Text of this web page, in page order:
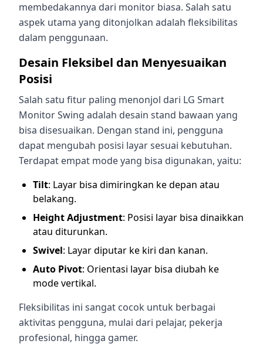
membedakannya dari monitor biasa. Salah satu
aspek utama yang ditonjolkan adalah fleksibilitas
dalam penggunaan.
Desain Fleksibel dan Menyesuaikan
Posisi
Salah satu fitur paling menonjol dari LG Smart
Monitor Swing adalah desain stand bawaan yang
bisa disesuaikan. Dengan stand ini, pengguna
dapat mengubah posisi layar sesuai kebutuhan.
Terdapat empat mode yang bisa digunakan, yaitu:
Tilt: Layar bisa dimiringkan ke depan atau
belakang.
Height Adjustment: Posisi layar bisa dinaikkan
atau diturunkan.
Swivel: Layar diputar ke kiri dan kanan.
Auto Pivot: Orientasi layar bisa diubah ke
mode vertikal.
Fleksibilitas ini sangat cocok untuk berbagai
aktivitas pengguna, mulai dari pelajar, pekerja
profesional, hingga gamer.